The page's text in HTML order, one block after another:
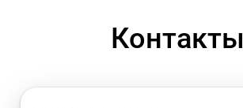
Контакты